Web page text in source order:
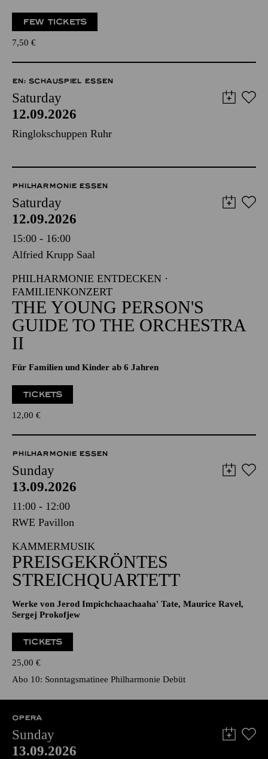
FEW TICKETS
7,50 €
EN: SCHAUSPIEL ESSEN
Saturday
12.09.2026
Ringlokschuppen Ruhr
PHILHARMONIE ESSEN
Saturday
12.09.2026
15:00 - 16:00
Alfried Krupp Saal
PHILHARMONIE ENTDECKEN ·
FAMILIENKONZERT
THE YOUNG PERSON'S
GUIDE TO THE ORCHESTRA
II
Für Familien und Kinder ab 6 Jahren
TICKETS
12,00 €
PHILHARMONIE ESSEN
Sunday
13.09.2026
11:00 - 12:00
RWE Pavillon
KAMMERMUSIK
PREISGEKRÖNTES
STREICHQUARTETT
Werke von Jerod Impichchaachaaha' Tate, Maurice Ravel,
Sergej Prokofjew
TICKETS
25,00 €
Abo 10: Sonntagsmatinee Philharmonie Debüt
OPERA
Sunday
13.09.2026